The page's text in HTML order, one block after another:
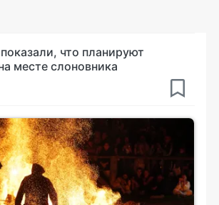
что планируют
месте слоновника